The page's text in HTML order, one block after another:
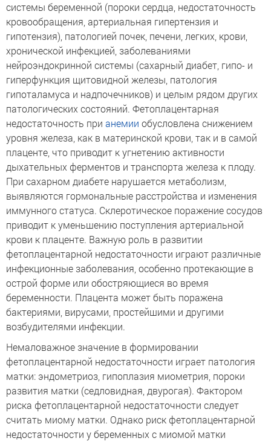
системы беременной (пороки сердца, недостаточность
кровообращения, артериальная гипертензия и
гипотензия), патологией почек, печени, легких, крови,
хронической инфекцией, заболеваниями
нейроэндокринной системы (сахарный диабет, гипо- и
гиперфункция щитовидной железы, патология
гипоталамуса и надпочечников) и целым рядом других
патологических состояний. Фетоплацентарная
недостаточность при анемии обусловлена снижением
уровня железа, как в материнской крови, так и в самой
плаценте, что приводит к угнетению активности
дыхательных ферментов и транспорта железа к плоду.
При сахарном диабете нарушается метаболизм,
выявляются гормональные расстройства и изменения
иммунного статуса. Склеротическое поражение сосудов
приводит к уменьшению поступления артериальной
крови к плаценте. Важную роль в развитии
фетоплацентарной недостаточности играют различные
инфекционные заболевания, особенно протекающие в
острой форме или обостряющиеся во время
беременности. Плацента может быть поражена
бактериями, вирусами, простейшими и другими
возбудителями инфекции.
Немаловажное значение в формировании
фетоплацентарной недостаточности играет патология
матки: эндометриоз, гипоплазия миометрия, пороки
развития матки (седловидная, двурогая). Фактором
риска фетоплацентарной недостаточности следует
считать миому матки. Однако риск фетоплацентарной
недостаточности у беременных с миомой матки